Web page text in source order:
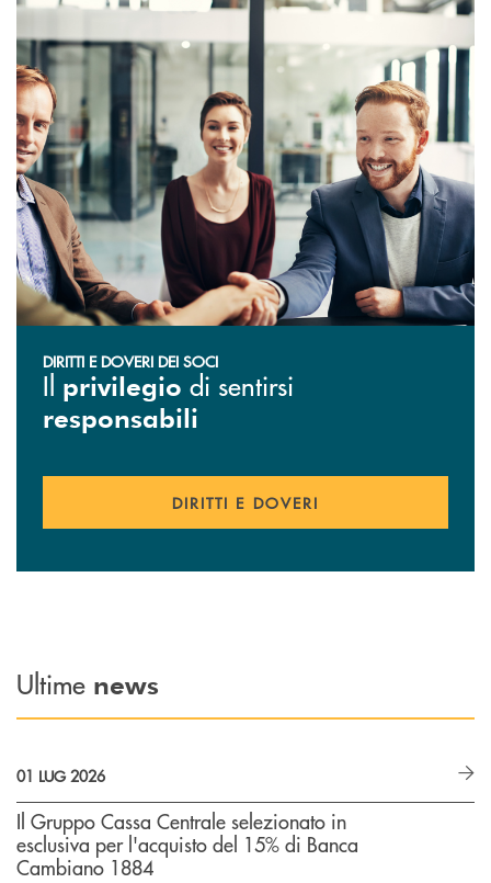
Diritti e Doveri
DIRITTI E DOVERI DEI SOCI
Il privilegio di sentirsi
responsabili
DIRITTI E DOVERI
Ultime news
01 LUG 2026
Il Gruppo Cassa Centrale selezionato in
esclusiva per l'acquisto del 15% di Banca
Cambiano 1884